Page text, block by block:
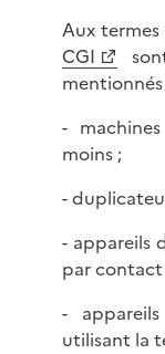
Aux
CGI
-
moins ;
-
- appareils
par
-
utilisant la